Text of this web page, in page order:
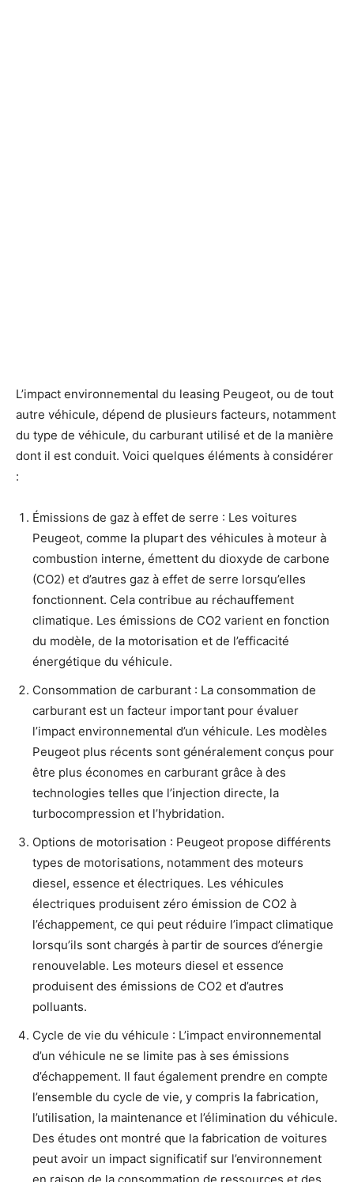
L’impact environnemental du leasing Peugeot, ou de tout
autre véhicule, dépend de plusieurs facteurs, notamment
du type de véhicule, du carburant utilisé et de la manière
dont il est conduit. Voici quelques éléments à considérer
:
Émissions de gaz à effet de serre : Les voitures
Peugeot, comme la plupart des véhicules à moteur à
combustion interne, émettent du dioxyde de carbone
(CO2) et d’autres gaz à effet de serre lorsqu’elles
fonctionnent. Cela contribue au réchauffement
climatique. Les émissions de CO2 varient en fonction
du modèle, de la motorisation et de l’efficacité
énergétique du véhicule.
Consommation de carburant : La consommation de
carburant est un facteur important pour évaluer
l’impact environnemental d’un véhicule. Les modèles
Peugeot plus récents sont généralement conçus pour
être plus économes en carburant grâce à des
technologies telles que l’injection directe, la
turbocompression et l’hybridation.
Options de motorisation : Peugeot propose différents
types de motorisations, notamment des moteurs
diesel, essence et électriques. Les véhicules
électriques produisent zéro émission de CO2 à
l’échappement, ce qui peut réduire l’impact climatique
lorsqu’ils sont chargés à partir de sources d’énergie
renouvelable. Les moteurs diesel et essence
produisent des émissions de CO2 et d’autres
polluants.
Cycle de vie du véhicule : L’impact environnemental
d’un véhicule ne se limite pas à ses émissions
d’échappement. Il faut également prendre en compte
l’ensemble du cycle de vie, y compris la fabrication,
l’utilisation, la maintenance et l’élimination du véhicule.
Des études ont montré que la fabrication de voitures
peut avoir un impact significatif sur l’environnement
en raison de la consommation de ressources et des